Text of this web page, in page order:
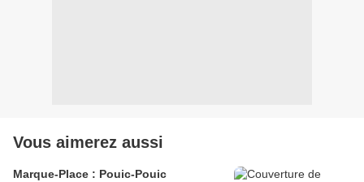
Vous aimerez aussi
Marque-Place : Pouic-Pouic